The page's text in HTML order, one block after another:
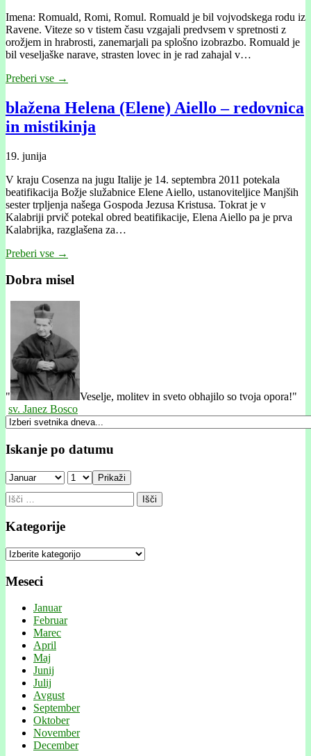
Imena: Romuald, Romi, Romul. Romuald je bil vojvodskega rodu iz
Ravene. Viteze so v tistem času vzgajali predvsem v spretnosti z
orožjem in hrabrosti, zanemarjali pa splošno izobrazbo. Romuald je
bil veseljaške narave, strasten lovec in je rad zahajal v…
Preberi vse →
blažena Helena (Elene) Aiello – redovnica
in mistikinja
19. junija
V kraju Cosenza na jugu Italije je 14. septembra 2011 potekala
beatifikacija Božje služabnice Elene Aiello, ustanoviteljice Manjših
sester trpljenja našega Gospoda Jezusa Kristusa. Tokrat je v
Kalabriji prvič potekal obred beatifikacije, Elena Aiello pa je prva
Kalabrijka, razglašena za…
Preberi vse →
Dobra misel
"
Veselje, molitev in sveto obhajilo so tvoja opora!"
sv. Janez Bosco
Iskanje po datumu
Prikaži
Išči:
Kategorije
Kategorije
Meseci
Januar
Februar
Marec
April
Maj
Junij
Julij
Avgust
September
Oktober
November
December